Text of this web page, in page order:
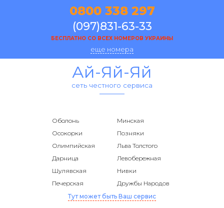
0800 338 297
(097)831-63-33
БЕСПЛАТНО СО ВСЕХ НОМЕРОВ УКРАИНЫ
еще номера
Ай-Яй-Яй
сеть честного сервиса
Оболонь
Минская
Осокорки
Позняки
Олимпийская
Льва Толстого
Дарница
Левобережная
Шулявская
Нивки
Печерская
Дружбы Народов
Тут может быть Ваш сервис